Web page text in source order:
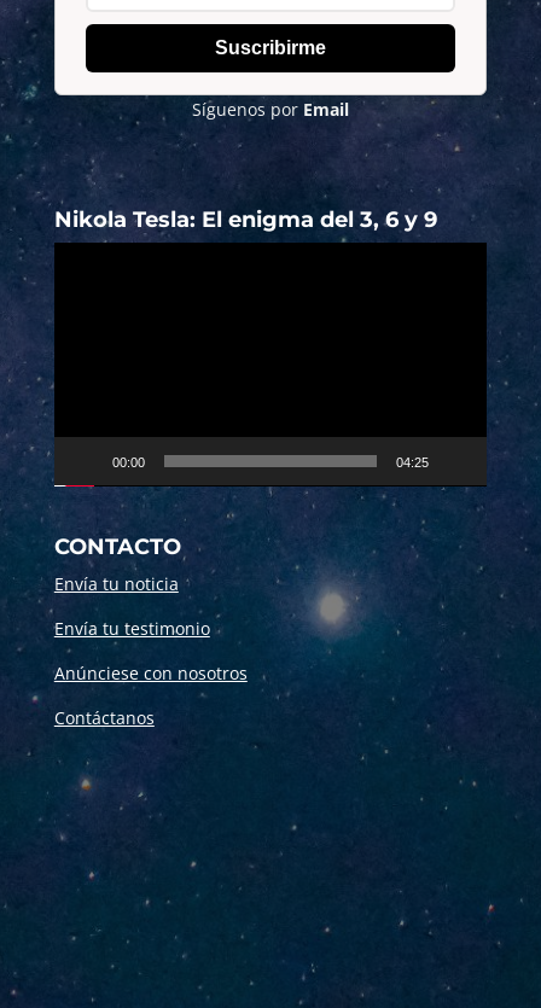
Suscribirme
Síguenos por Email
Nikola Tesla: El enigma del 3, 6 y 9
00:00 04:25
CONTACTO
Envía tu noticia
Envía tu testimonio
Anúnciese con nosotros
Contáctanos